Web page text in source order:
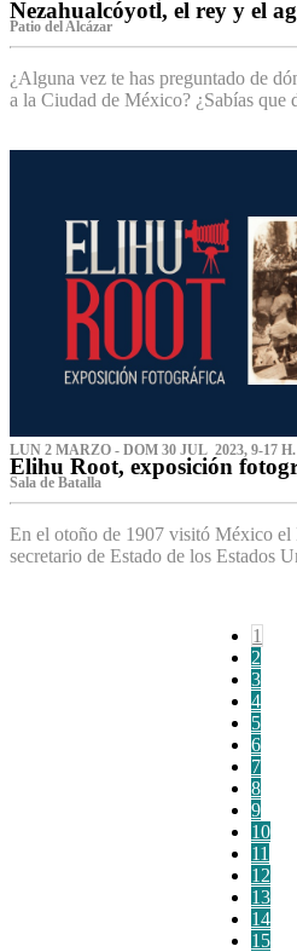
Nezahualcóyotl, el rey y el
Patio del Alcázar
¿Alguna vez te has preguntado de
a la Ciudad de México? ¿Sabías
LUN 2 MARZO - DOM 30 JUL 2023, 9-17 H.
Elihu Root, exposición
Sala de Batalla
En el otoño de 1907 visitó México
secretario de Estado de los Estados
1
2
3
4
5
6
7
8
9
10
11
12
13
14
15